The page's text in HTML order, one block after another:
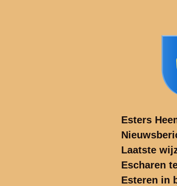
Esters
Laatste
Escharen
Esteren in